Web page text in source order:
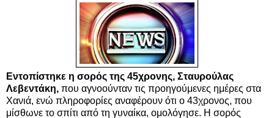
Εντοπίστηκε η σορός της 45χρονης, Σταυρούλας
Λεβεντάκη, που αγνοούνταν τις προηγούμενες ημέρες στα
Χανιά, ενώ πληροφορίες αναφέρουν ότι ο 43χρονος, που
μίσθωνε το σπίτι από τη γυναίκα, ομολόγησε. Η σορός